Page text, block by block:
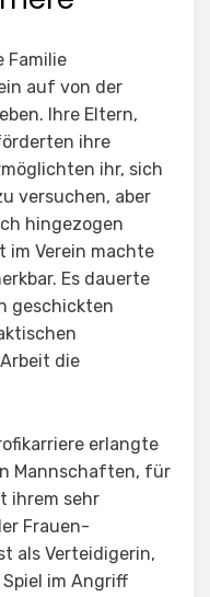
Familie
auf von der
Ihre Eltern,
ihre
ihr, sich
versuchen, aber
hingezogen
im Verein machte
Es dauerte
geschickten
die
erlangte
Mannschaften, für
ihrem sehr
Frauen-
als Verteidigerin,
im Angriff